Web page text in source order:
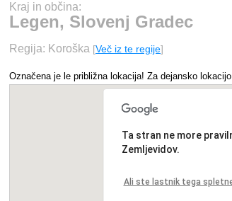
Kraj in občina:
Legen, Slovenj Gradec
Regija: Koroška [Več iz te regije]
Označena je le približna lokacija! Za dejansko
Ta stran ne more
Zemljevidov.
Ali ste lastnik tega